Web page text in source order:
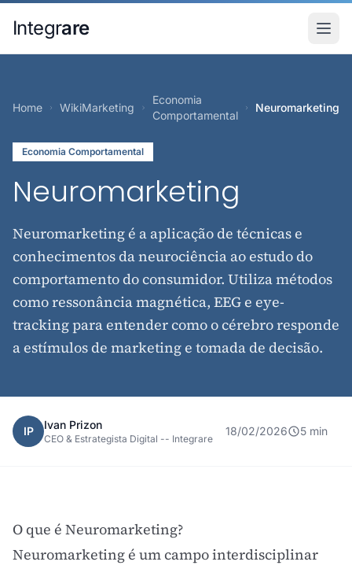
Integrare
Home WikiMarketing
Economia
Comportamental
Neuromarketing
Economia Comportamental
Neuromarketing
Neuromarketing é a aplicação de técnicas e
conhecimentos da neurociência ao estudo do
comportamento do consumidor. Utiliza métodos
como ressonância magnética, EEG e eye-
tracking para entender como o cérebro responde
a estímulos de marketing e tomada de decisão.
IP Ivan Prizon
CEO & Estrategista Digital -- Integrare
18/02/2026 5 min
O que é Neuromarketing?
Neuromarketing é um campo interdisciplinar